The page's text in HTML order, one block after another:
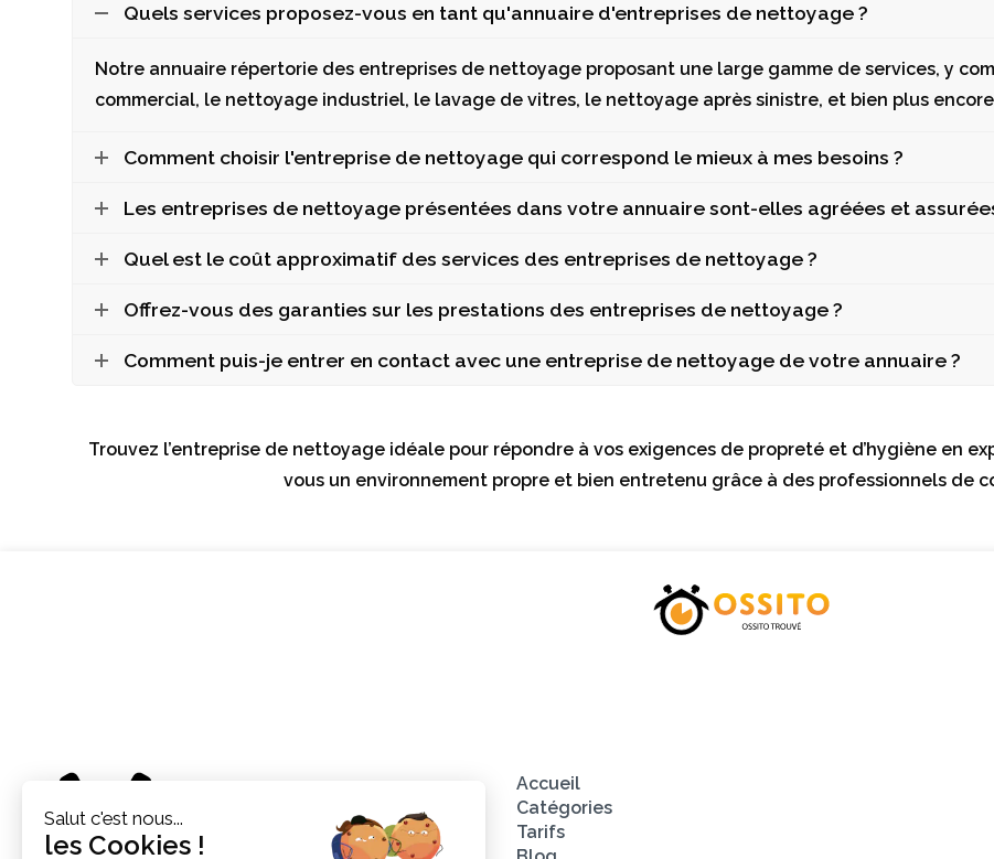
Quels services proposez-vous en tant qu'annuaire d'entreprises de nettoyage ?
Notre annuaire répertorie des entreprises de nettoyage proposant une large gamme de services, y
commercial, le nettoyage industriel, le lavage de vitres, le nettoyage après sinistre, et bien plus
Comment choisir l'entreprise de nettoyage qui correspond le mieux à mes besoins ?
Les entreprises de nettoyage présentées dans votre annuaire sont-elles agréées et
Quel est le coût approximatif des services des entreprises de nettoyage ?
Offrez-vous des garanties sur les prestations des entreprises de nettoyage ?
Comment puis-je entrer en contact avec une entreprise de nettoyage de votre annuaire ?
Trouvez l’entreprise de nettoyage idéale pour répondre à vos exigences de propreté et d’hygiène en
vous un environnement propre et bien entretenu grâce à des professionnels de
Accueil
Catégories
Tarifs
Salut c'est nous...
les Cookies !